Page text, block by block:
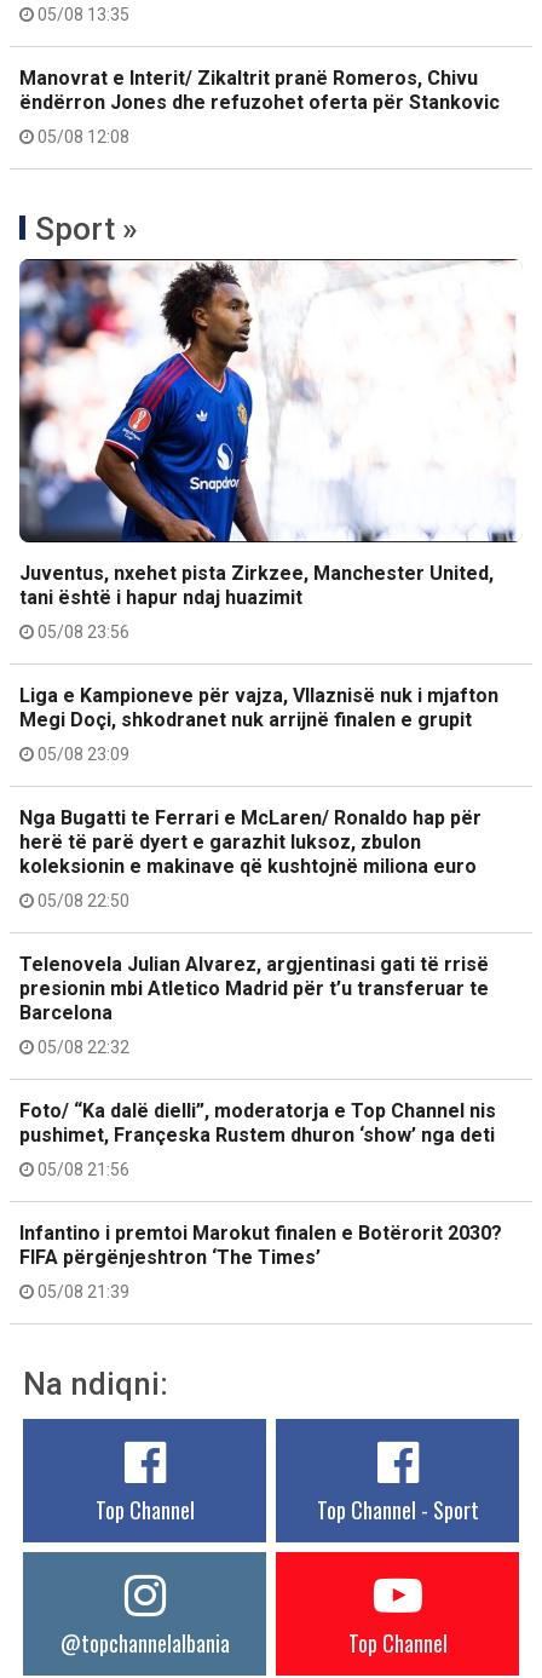
05/08 13:35
Manovrat e Interit/ Zikaltrit pranë Romeros, Chivu
ëndërron Jones dhe refuzohet oferta për Stankovic
05/08 12:08
Sport »
Juventus, nxehet pista Zirkzee, Manchester United,
tani është i hapur ndaj huazimit
05/08 23:56
Liga e Kampioneve për vajza, Vllaznisë nuk i mjafton
Megi Doçi, shkodranet nuk arrijnë finalen e grupit
05/08 23:09
Nga Bugatti te Ferrari e McLaren/ Ronaldo hap për
herë të parë dyert e garazhit luksoz, zbulon
koleksionin e makinave që kushtojnë miliona euro
05/08 22:50
Telenovela Julian Alvarez, argjentinasi gati të rrisë
presionin mbi Atletico Madrid për t’u transferuar te
Barcelona
05/08 22:32
Foto/ “Ka dalë dielli”, moderatorja e Top Channel nis
pushimet, Françeska Rustem dhuron ‘show’ nga deti
05/08 21:56
Infantino i premtoi Marokut finalen e Botërorit 2030?
FIFA përgënjeshtron ‘The Times’
05/08 21:39
Na ndiqni:
Top Channel Top Channel - Sport
@topchannelalbania Top Channel